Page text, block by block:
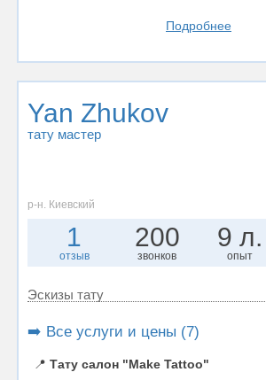
Подробнее
Yan Zhukov
тату мастер
р-н. Киевский
1
отзыв
200
звонков
9 л.
опыт
Эскизы тату
➡️ Все услуги и цены (7)
📍 Тату салон "Make Tattoo"